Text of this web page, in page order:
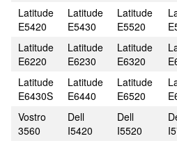
Latitude
E5420
Latitude
E5430
Latitude
E5520
Latitude
E6220
Latitude
E6230
Latitude
E6320
Latitude
E6430S
Latitude
E6440
Latitude
E6520
Vostro
3560
Dell
I5420
Dell
I5520